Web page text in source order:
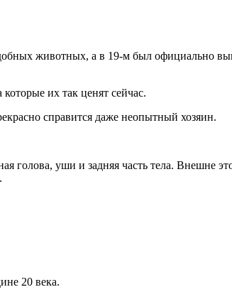
животных, а в 19-м был официально
их так ценят сейчас.
справится даже неопытный хозяин.
голова, уши и задняя часть тела. Внешне
20 века.